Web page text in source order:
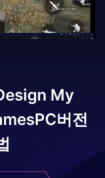
My
PC버전